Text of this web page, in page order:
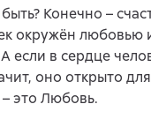
Конечно –
окружён любовью
если в сердце
оно открыто
это Любовь.